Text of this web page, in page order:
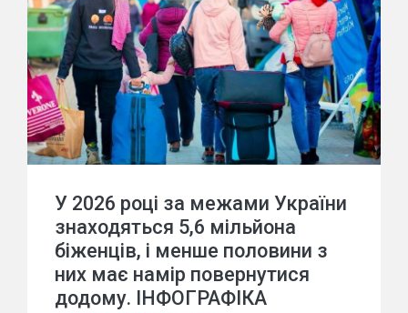
У 2026 році за межами України
знаходяться 5,6 мільйона
біженців, і менше половини з
них має намір повернутися
додому. ІНФОГРАФІКА